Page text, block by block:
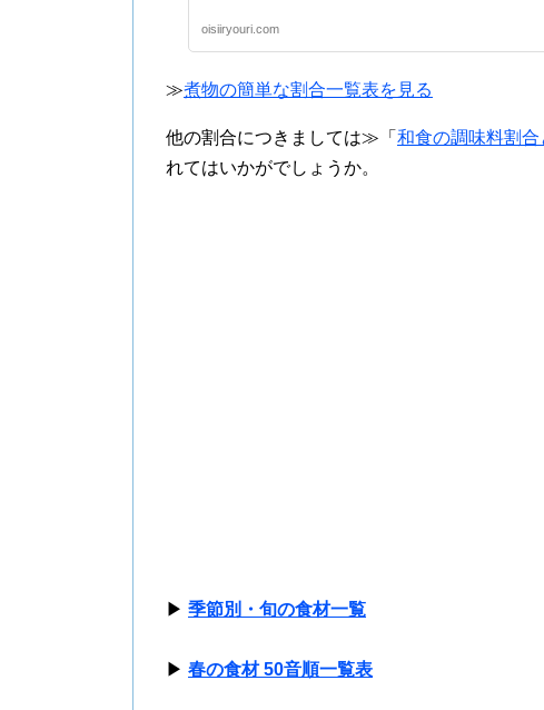
oisiiryouri.com
≫煮物の簡単な割合一覧表を見る
他の割合につきましては≫「 和食の調味料割合
れてはいかがでしょうか。
▶ 季節別・旬の食材一覧
▶ 春の食材 50音順一覧表